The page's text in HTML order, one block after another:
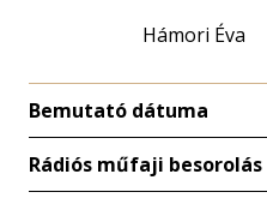
Hámori Éva
Bemutató dátuma
Rádiós műfaji besorolás